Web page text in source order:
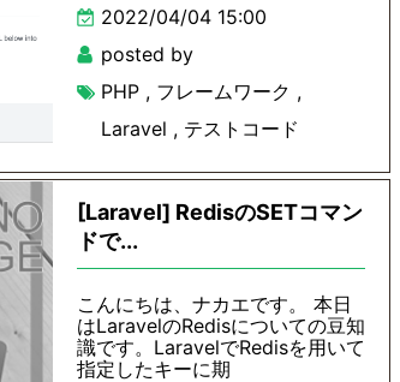
2022/04/04 15:00
posted by
PHP , フレームワーク ,
Laravel , テストコード
[Laravel] RedisのSETコマン
ドで...
こんにちは、ナカエです。 本日
はLaravelのRedisについての豆知
識です。LaravelでRedisを用いて
指定したキーに期